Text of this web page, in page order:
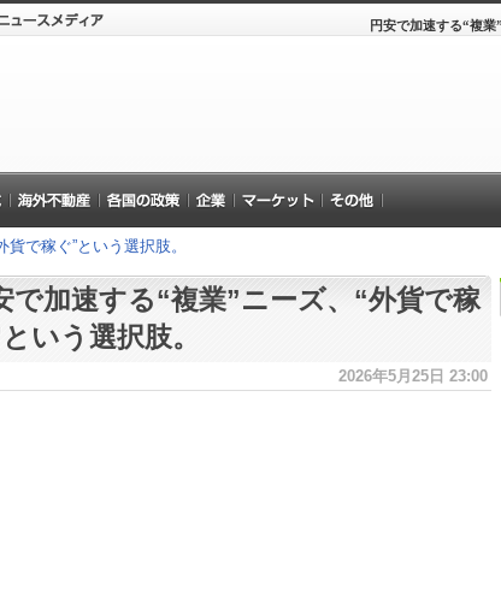
円安で加速する“複業
貨で稼ぐ”という選択肢。
で加速する“複業”ニーズ、“外貨で稼
いう選択肢。
2026年5月25日 23:00